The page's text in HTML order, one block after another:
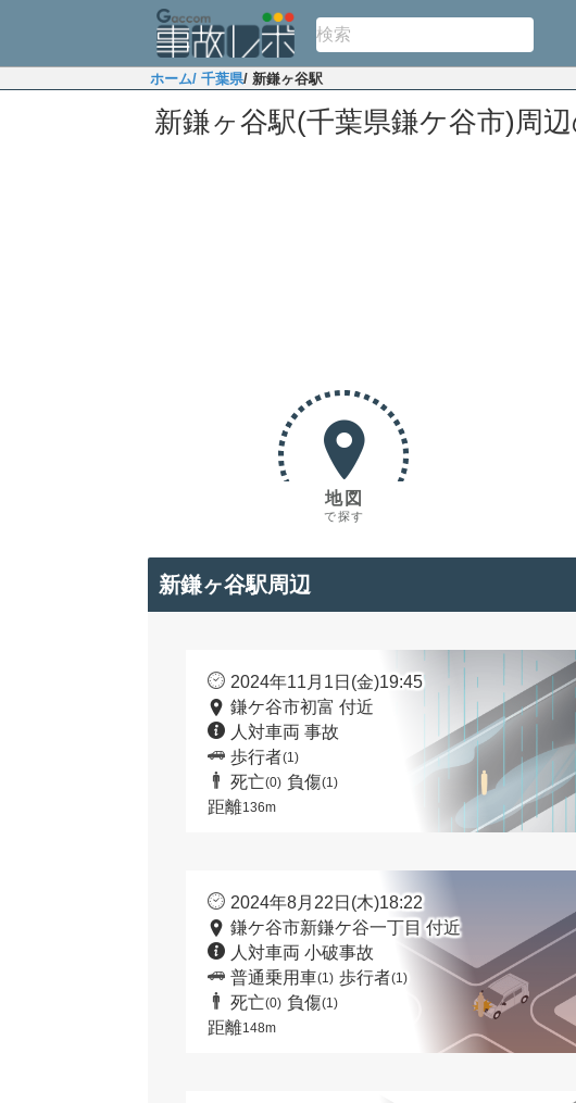
ホーム/ 千葉県/ 新鎌ヶ谷駅
新鎌ヶ谷駅(千葉県鎌ケ谷市)周
地図
で探す
新鎌ヶ谷駅周辺
2024年11月1日(金)19:45
鎌ケ谷市初富 付近
人対車両 事故
歩行者(1)
死亡(0) 負傷(1)
距離136m
2024年8月22日(木)18:22
鎌ケ谷市新鎌ケ谷一丁目 付近
人対車両 小破事故
普通乗用車(1) 歩行者(1)
死亡(0) 負傷(1)
距離148m